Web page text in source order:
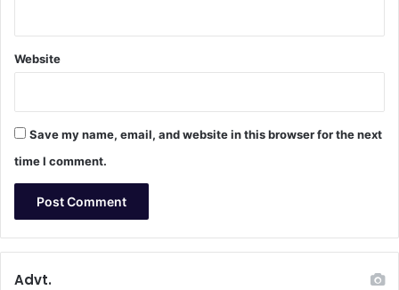
Website
Save my name, email, and website in this browser for the next
time I comment.
Advt.